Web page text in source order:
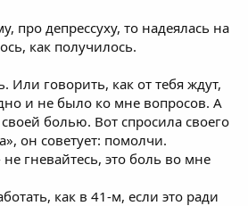
про депрессуху, то надеялась на
как получилось.
Или говорить, как от тебя ждут,
и не было ко мне вопросов. А
болью. Вот спросила своего
он советует: помолчи.
гневайтесь, это боль во мне
как в 41-м, если это ради